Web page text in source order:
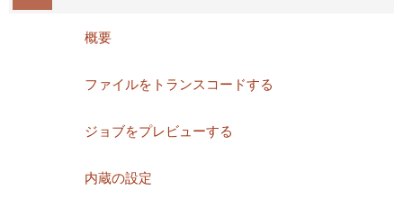
概要
ファイルをトランスコードする
ジョブをプレビューする
内蔵の設定